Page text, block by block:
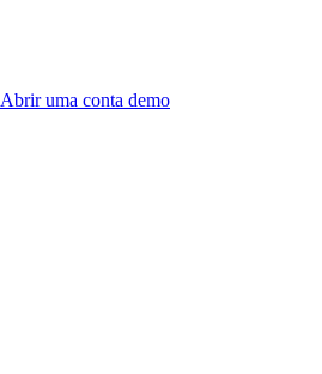
Abrir uma conta demo